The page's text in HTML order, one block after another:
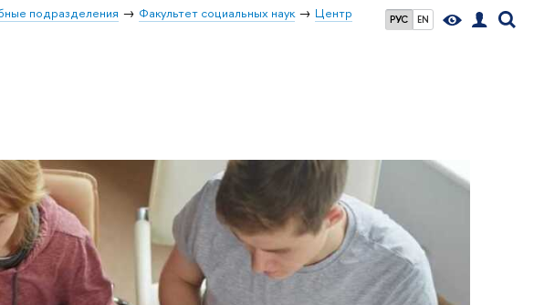
РУС EN
подразделения Факультет социальных наук
Центр